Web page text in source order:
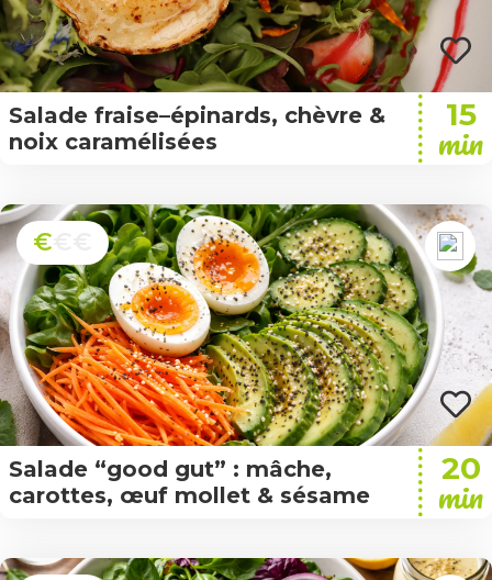
Salade fraise–épinards, chèvre &
noix caramélisées
15
min
€
Salade “good gut” : mâche,
carottes, œuf mollet & sésame
20
min